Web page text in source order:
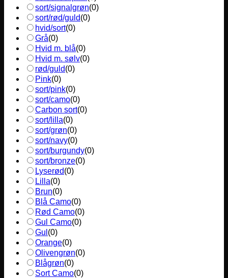
sort/signalgrøn(0)
sort/rød/guld(0)
hvid/sort(0)
Grå(0)
Hvid m. blå(0)
Hvid m. sølv(0)
rød/guld(0)
Pink(0)
sort/pink(0)
sort/camo(0)
Carbon sort(0)
sort/lilla(0)
sort/grøn(0)
sort/navy(0)
sort/burgundy(0)
sort/bronze(0)
Lyserød(0)
Lilla(0)
Brun(0)
Blå Camo(0)
Rød Camo(0)
Gul Camo(0)
Gul (0)
Orange(0)
Olivengrøn(0)
Blågrøn(0)
Sort Camo(0)